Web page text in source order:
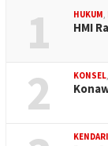
1 HUKUM
HMI
2 KONSEL
KENDARI